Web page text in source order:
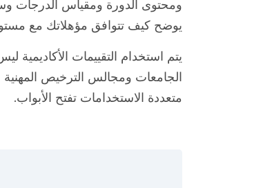
ومحتوى الدورة ومقياس الدرجات
يوضح كيف تتوافق مؤهلاتك مع
يتم استخدام التقييمات
متعددة الاستخدامات تفتح الأبواب.